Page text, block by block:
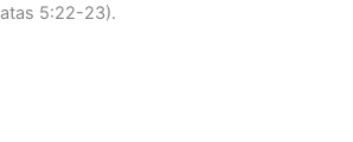
5:22-23).